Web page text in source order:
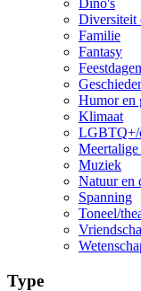
Dino's
Diversiteit
Familie
Fantasy
Feestdagen
Humor en
Klimaat
LGBTQ+/
Meertalige
Muziek
Natuur en
Spanning
Toneel/
Type